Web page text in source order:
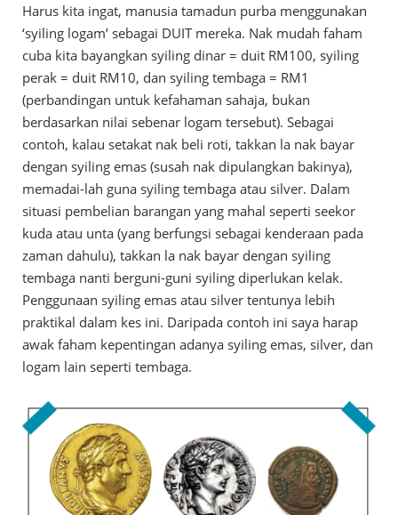
Harus kita ingat, manusia tamadun purba menggunakan
‘syiling logam’ sebagai DUIT mereka. Nak mudah faham
cuba kita bayangkan syiling dinar = duit RM100, syiling
perak = duit RM10, dan syiling tembaga = RM1
(perbandingan untuk kefahaman sahaja, bukan
berdasarkan nilai sebenar logam tersebut). Sebagai
contoh, kalau setakat nak beli roti, takkan la nak bayar
dengan syiling emas (susah nak dipulangkan bakinya),
memadai-lah guna syiling tembaga atau silver. Dalam
situasi pembelian barangan yang mahal seperti seekor
kuda atau unta (yang berfungsi sebagai kenderaan pada
zaman dahulu), takkan la nak bayar dengan syiling
tembaga nanti berguni-guni syiling diperlukan kelak.
Penggunaan syiling emas atau silver tentunya lebih
praktikal dalam kes ini. Daripada contoh ini saya harap
awak faham kepentingan adanya syiling emas, silver, dan
logam lain seperti tembaga.